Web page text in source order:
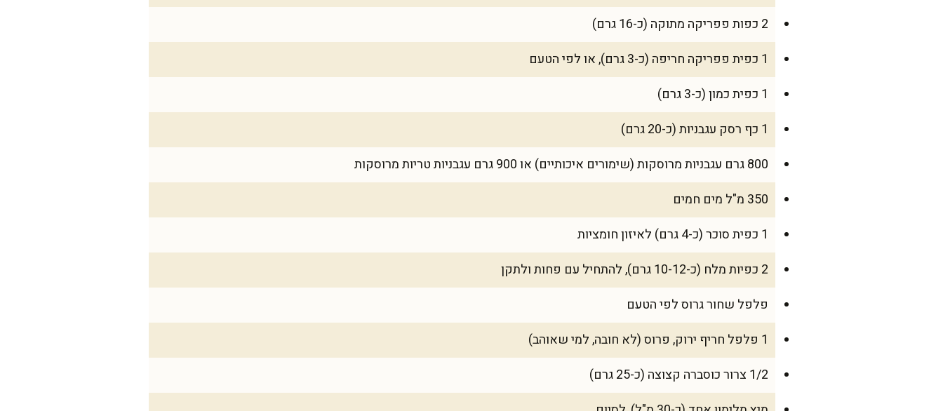
2 כפות פפריקה מתוקה (כ-16 גרם)
1 כפית פפריקה חריפה (כ-3 גרם), או לפי הטעם
1 כפית כמון (כ-3 גרם)
1 כף רסק עגבניות (כ-20 גרם)
800 גרם עגבניות מרוסקות (שימורים איכותיים) או 900 גרם עגבניות טריות מרוסקות
350 מ"ל מים חמים
1 כפית סוכר (כ-4 גרם) לאיזון חומציות
2 כפיות מלח (כ-10-12 גרם), להתחיל עם פחות ולתקן
פלפל שחור גרוס לפי הטעם
1 פלפל חריף ירוק, פרוס (לא חובה, למי שאוהב)
1/2 צרור כוסברה קצוצה (כ-25 גרם)